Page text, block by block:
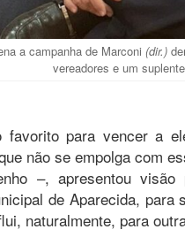
a campanha de Marconi(dir.)
vereadores e um suplente
para vencer a
não se empolga com
–, apresentou
de Aparecida,
naturalmente, para